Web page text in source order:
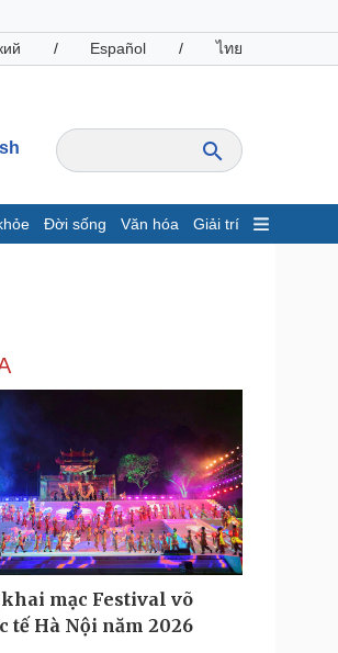
/ Español / ไทย
Đời sống Văn hóa Giải trí
Giá cà phê
Công nghệ
Sành điệu
Tin Công nghệ
Trải nghiệm
Chuyển đổi số
Podcast
Câu chuyện thời sự
mạc Festival võ
tế Hà Nội năm 2026